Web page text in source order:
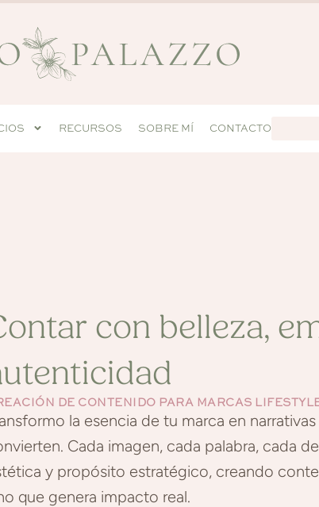
RECURSOS SOBRE MÍ CONTACTO
con belleza,
DE CONTENIDO PARA MARCAS
la esencia de tu marca en
Cada imagen, cada palabra, cada
y propósito estratégico, creando
que genera impacto real.